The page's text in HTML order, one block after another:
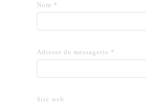
Nom *
Adresse de messagerie *
Site web